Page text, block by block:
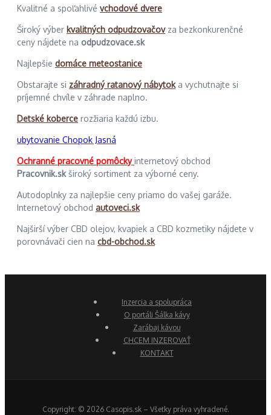
Kvalitné a spoľahlivé vchodové dvere
Široký výber kvalitných odpudzovačovza bezkonkurenčné
ceny nájdete na odpudzovace.sk
Najlepšie domáce meteostanice
Obstarajte si záhradný ratanový nábytoka vychutnajte si
príjemné chvíle v záhrade naplno.
Detské koberce rozžiaria každú izbu.
ubytovanie Chopok Jasná
Ochranné pracovné pomôckyinternetový obchod
Pracovnik.skširoký sortiment za výborné ceny.
Autodoplnky za najlepšie ceny priamo do vašej garáže.
Internetový obchod autoveci.sk
Najširší výber CBD olejov, kvapiek a CBD kozmetiky nájdete v
porovnávači cien na cbd-obchod.sk
Inzercia a spolupráca
O portáli Šálka kávy
Zarábaj kávou
CHCEM INZEROVAŤ
KONTAKT
Copyright: © 2026 Casopis.sk – Všetky práva vyhradené.